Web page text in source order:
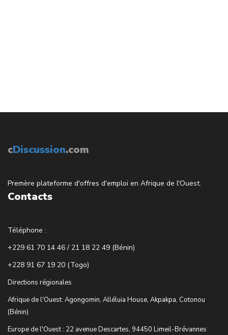
cDiscussion.com
Premère plateforme d'offres d'emploi en Afrique de l'Ouest.
Contacts
Téléphone :
+229 61 70 14 46 / 21 18 22 49 (Bénin)
+228 91 67 19 20 (Togo)
Directions régionales
Afrique de l'Ouest: Agongomin, Alléluia House, Akpakpa, Cotonou
(Bénin)
Europe de l'Ouest : 22 avenue Descartes, 94450 Limeil-Brévannes